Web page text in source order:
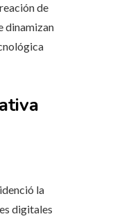
de
dinamizan
la
digitales